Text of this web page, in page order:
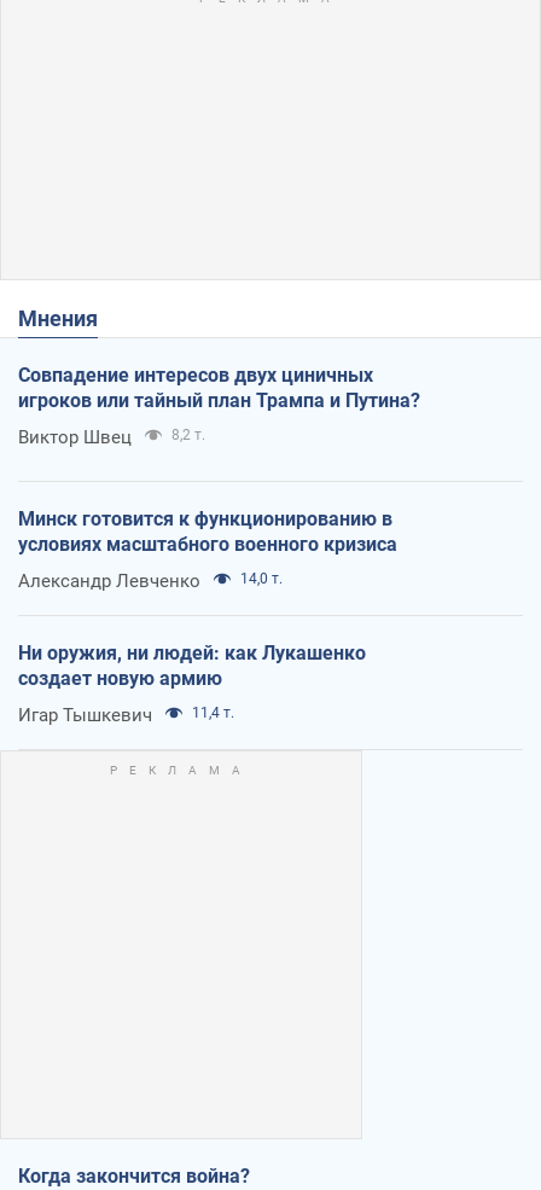
Мнения
Совпадение интересов двух циничных
игроков или тайный план Трампа и Путина?
Виктор Швец 8,2 т.
Минск готовится к функционированию в
условиях масштабного военного кризиса
Александр Левченко 14,0 т.
Ни оружия, ни людей: как Лукашенко
создает новую армию
Игар Тышкевич 11,4 т.
Когда закончится война?